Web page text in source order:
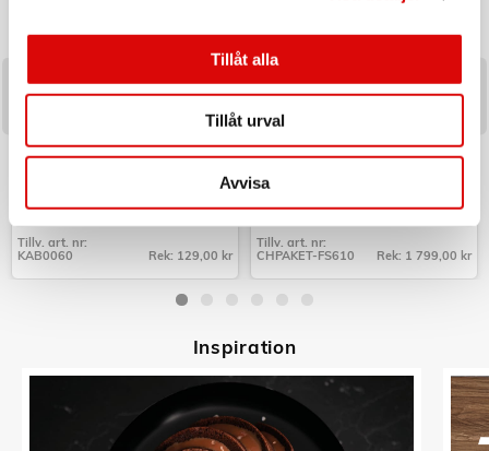
Tillåt alla
Tillåt urval
Avvisa
LOGILINK
Cable box - Kabelgömma Small
Art nr:
KAB0060
Tillv. art. nr:
KAB0060
Rek: 129,00 kr
CHAMPION
Paket Frukostserie Creme White
Series
Art nr:
CHPAKET-FS610
Tillv. art. nr:
CHPAKET-FS610
Rek: 1 799,00 kr
Inspiration